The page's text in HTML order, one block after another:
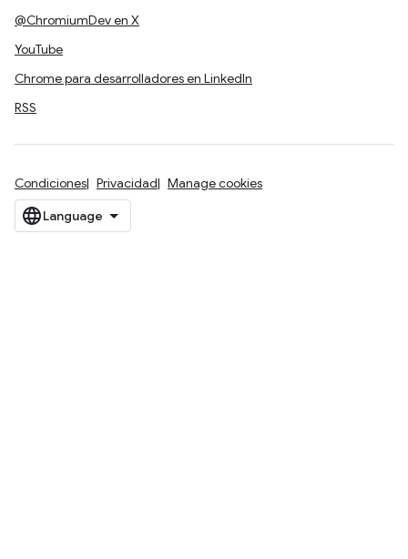
@ChromiumDev en X
YouTube
Chrome para desarrolladores en LinkedIn
RSS
Condiciones Privacidad Manage cookies